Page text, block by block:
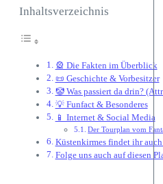
Inhaltsverzeichnis
🎡 Die Fakten im Überblick
📜 Geschichte & Vorbesitzer
🤡 Was passiert da drin?
💡 Funfact & Besonderes
📱 Internet & Social Media
Der Tourplan vom
Küstenkirmes findet ihr
Folge uns auch auf diesen